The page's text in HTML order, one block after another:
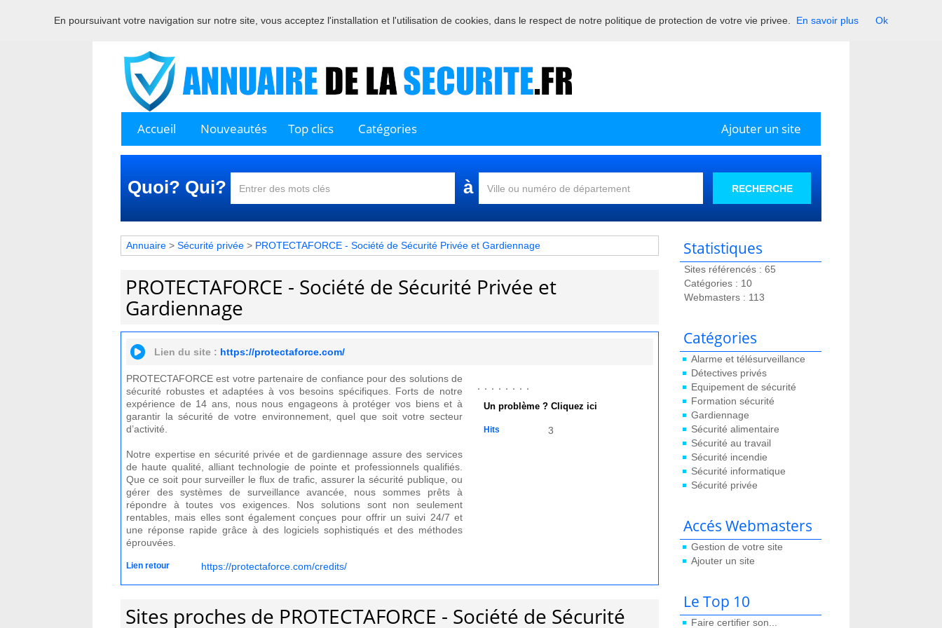
Bienvenue sur l'annuaire des professionnels français de la sécurité
Accueil Nouveautés Top clics Catégories Ajouter un site
Quoi? Qui? à RECHERCHE
Statistiques
Sites référencés : 65
Catégories : 10
Webmasters : 113
Catégories
Alarme et télésurveillance
Détectives privés
Equipement de sécurité
Formation sécurité
Gardiennage
Sécurité alimentaire
Sécurité au travail
Sécurité incendie
Sécurité informatique
Sécurité privée
Accés Webmasters
Gestion de votre site
Ajouter un site
Le Top 10
Faire certifier son...
Annuaire > Sécurité privée > PROTECTAFORCE - Société de Sécurité Privée et Gardiennage
PROTECTAFORCE - Société de Sécurité Privée et
Gardiennage
Lien du site : https://protectaforce.com/
PROTECTAFORCE est votre partenaire de confiance pour des solutions de
sécurité robustes et adaptées à vos besoins spécifiques. Forts de notre
expérience de 14 ans, nous nous engageons à protéger vos biens et à
garantir la sécurité de votre environnement, quel que soit votre secteur
d’activité.
Notre expertise en sécurité privée et de gardiennage assure des services
de haute qualité, alliant technologie de pointe et professionnels qualifiés.
Que ce soit pour surveiller le flux de trafic, assurer la sécurité publique, ou
gérer des systèmes de surveillance avancée, nous sommes prêts à
répondre à toutes vos exigences. Nos solutions sont non seulement
rentables, mais elles sont également conçues pour offrir un suivi 24/7 et
une réponse rapide grâce à des logiciels sophistiqués et des méthodes
éprouvées.
Lien retour https://protectaforce.com/credits/
Un problème ? Cliquez ici
Hits 3
Sites proches de PROTECTAFORCE - Société de Sécurité
En poursuivant votre navigation sur notre site, vous acceptez l'installation et l'utilisation de cookies, dans le respect de notre politique de protection de votre vie privee. En savoir plus Ok